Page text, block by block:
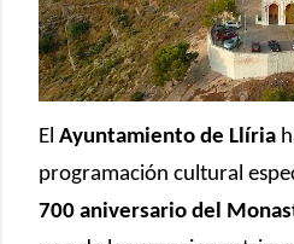
El Ayuntamiento de Llíria
programación cultural
700 aniversario del